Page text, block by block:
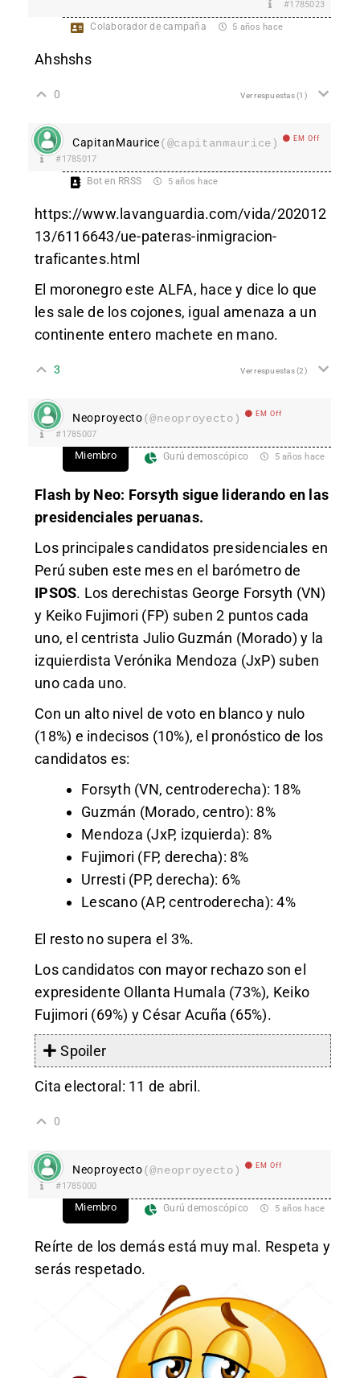
#1785023
Colaborador de campaña 5 años hace
Ahshshs
0 Ver respuestas(1)
CapitanMaurice(@capitanmaurice) EM Off
#1785017
Bot en RRSS 5 años hace
https://www.lavanguardia.com/vida/202012
13/6116643/ue-pateras-inmigracion-
traficantes.html
El moronegro este ALFA, hace y dice lo que
les sale de los cojones, igual amenaza a un
continente entero machete en mano.
3 Ver respuestas(2)
Neoproyecto(@neoproyecto) EM Off
#1785007
Miembro Gurú demoscópico 5 años hace
Flash by Neo: Forsyth sigue liderando en las
presidenciales peruanas.
Los principales candidatos presidenciales en
Perú suben este mes en el barómetro de
IPSOS. Los derechistas George Forsyth (VN)
y Keiko Fujimori (FP) suben 2 puntos cada
uno, el centrista Julio Guzmán (Morado) y la
izquierdista Verónika Mendoza (JxP) suben
uno cada uno.
Con un alto nivel de voto en blanco y nulo
(18%) e indecisos (10%), el pronóstico de los
candidatos es:
Forsyth (VN, centroderecha): 18%
Guzmán (Morado, centro): 8%
Mendoza (JxP, izquierda): 8%
Fujimori (FP, derecha): 8%
Urresti (PP, derecha): 6%
Lescano (AP, centroderecha): 4%
El resto no supera el 3%.
Los candidatos con mayor rechazo son el
expresidente Ollanta Humala (73%), Keiko
Fujimori (69%) y César Acuña (65%).
Spoiler
Cita electoral: 11 de abril.
0
Neoproyecto(@neoproyecto) EM Off
#1785000
Miembro Gurú demoscópico 5 años hace
Reírte de los demás está muy mal. Respeta y
serás respetado.